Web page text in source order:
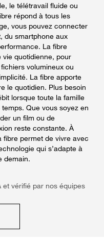
le télétravail fluide ou
répond à tous les
vous pouvez connecter
du smartphone aux
La fibre
vie quotidienne, pour
volumineux ou
La fibre apporte
le quotidien. Plus besoin
lorsque toute la famille
Que vous soyez en
un film ou de
reste constante. À
fibre permet de vivre avec
qui s’adapte à
demain.
et vérifié par nos équipes